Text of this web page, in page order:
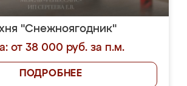
"Снежноягодник"
от 38 000 руб. за п.м.
ПОДРОБНЕЕ